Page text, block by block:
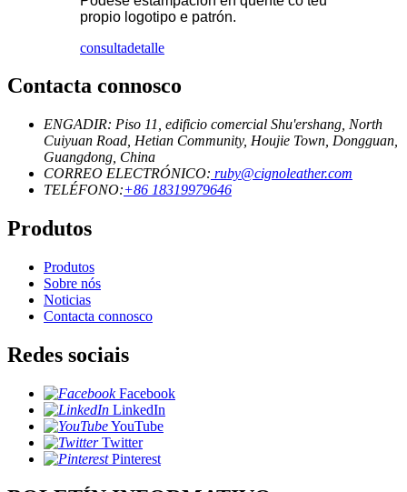
propio logotipo e patrón.
consultadetalle
Contacta connosco
ENGADIR: Piso 11, edificio comercial Shu'ershang, North
Cuiyuan Road, Hetian Community, Houjie Town, Dongguan,
Guangdong, China
CORREO ELECTRÓNICO: ruby@cignoleather.com
TELÉFONO:+86 18319979646
Produtos
Produtos
Sobre nós
Noticias
Contacta connosco
Redes sociais
Facebook
LinkedIn
YouTube
Twitter
Pinterest